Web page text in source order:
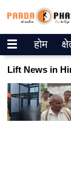
Trending
ePaper
वेब स्टोरीज
होम
Lift News in